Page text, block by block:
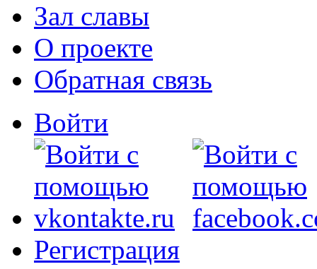
Зал славы
О проекте
Обратная связь
Войти
Регистрация